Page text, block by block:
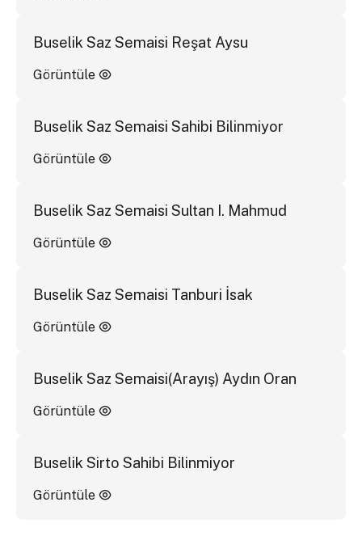
Buselik Saz Semaisi Reşat Aysu
Görüntüle
Buselik Saz Semaisi Sahibi Bilinmiyor
Görüntüle
Buselik Saz Semaisi Sultan I. Mahmud
Görüntüle
Buselik Saz Semaisi Tanburi İsak
Görüntüle
Buselik Saz Semaisi(Arayış) Aydın Oran
Görüntüle
Buselik Sirto Sahibi Bilinmiyor
Görüntüle